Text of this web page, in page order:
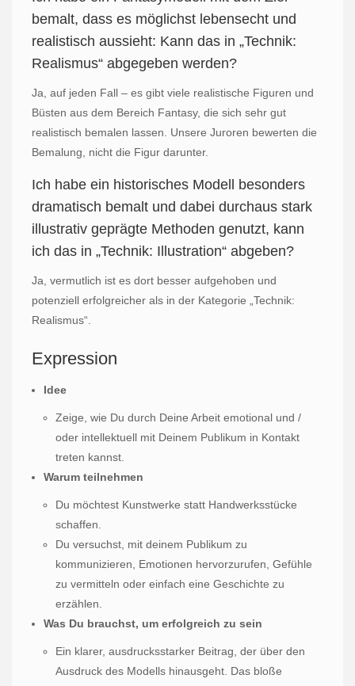
bemalt, dass es möglichst lebensecht und
realistisch aussieht: Kann das in „Technik:
Realismus“ abgegeben werden?
Ja, auf jeden Fall – es gibt viele realistische Figuren und
Büsten aus dem Bereich Fantasy, die sich sehr gut
realistisch bemalen lassen. Unsere Juroren bewerten die
Bemalung, nicht die Figur darunter.
Ich habe ein historisches Modell besonders
dramatisch bemalt und dabei durchaus stark
illustrativ geprägte Methoden genutzt, kann
ich das in „Technik: Illustration“ abgeben?
Ja, vermutlich ist es dort besser aufgehoben und
potenziell erfolgreicher als in der Kategorie „Technik:
Realismus“.
Expression
Idee
Zeige, wie Du durch Deine Arbeit emotional und /
oder intellektuell mit Deinem Publikum in Kontakt
treten kannst.
Warum teilnehmen
Du möchtest Kunstwerke statt Handwerksstücke
schaffen.
Du versuchst, mit deinem Publikum zu
kommunizieren, Emotionen hervorzurufen, Gefühle
zu vermitteln oder einfach eine Geschichte zu
erzählen.
Was Du brauchst, um erfolgreich zu sein
Ein klarer, ausdrucksstarker Beitrag, der über den
Ausdruck des Modells hinausgeht. Das bloße